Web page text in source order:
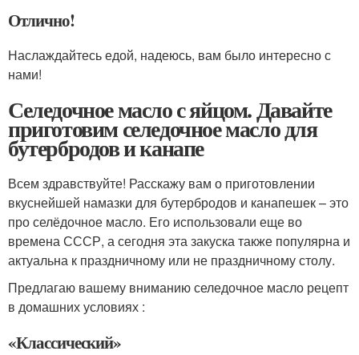
Отлично!
Наслаждайтесь едой, надеюсь, вам было интересно с
нами!
Селедочное масло с яйцом. Давайте
приготовим селедочное масло для
бутербродов и канапе
Всем здравствуйте! Расскажу вам о приготовлении
вкуснейшей намазки для бутербродов и канапешек – это
про селёдочное масло. Его использовали еще во
времена СССР, а сегодня эта закуска также популярна и
актуальна к праздничному или не праздничному столу.
Предлагаю вашему вниманию селедочное масло рецепт
в домашних условиях :
«Классический»